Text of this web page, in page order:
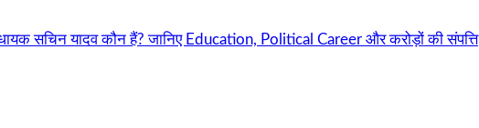
सचिन यादव कौन हैं? जानिए Education, Political Career और करोड़ों की संपत्ति